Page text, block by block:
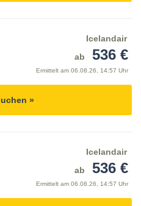
Icelandair
ab
536 €
Ermittelt am 06.08.26, 14:57 Uhr
»
Icelandair
ab
536 €
Ermittelt am 06.08.26, 14:57 Uhr